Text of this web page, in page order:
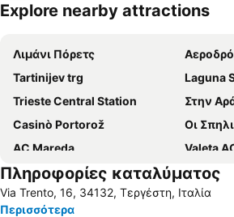
Ανάπτυξη χάρτη
Explore nearby attractions
Λιμάνι Πόρετς
Tartinijev trg
Laguna
Trieste Central Station
Στην
Casinò Portorož
Οι
AC Mareda
Valeta
Lignano Sabbiadoro
Πληροφορίες καταλύματος
Via Trento, 16, 34132, Τεργέστη, Ιταλία
Περισσότερα